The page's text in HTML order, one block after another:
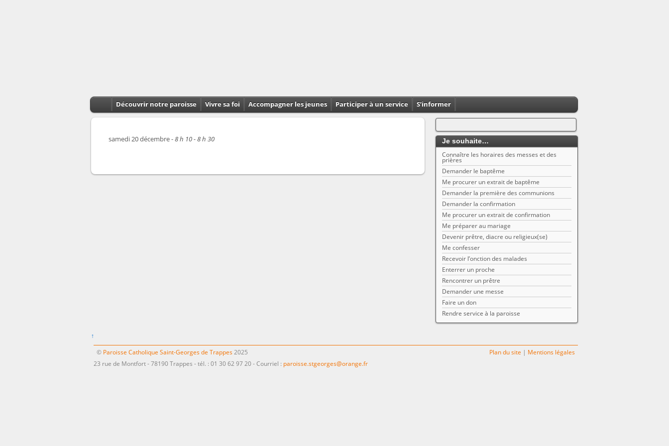
Découvrir notre paroisse Vivre sa foi Accompagner les jeunes Participer à un service S’informer
samedi 20 décembre -8 h 10 - 8 h 30 Je souhaite…
Connaître les horaires des messes et des
prières
Demander le baptême
Me procurer un extrait de baptême
Demander la première des communions
Demander la confirmation
Me procurer un extrait de confirmation
Me préparer au mariage
Devenir prêtre, diacre ou religieux(se)
Me confesser
Recevoir l’onction des malades
Enterrer un proche
Rencontrer un prêtre
Demander une messe
Faire un don
Rendre service à la paroisse
↑
© Paroisse Catholique Saint-Georges de Trappes 2025 Plan du site | Mentions légales
23 rue de Montfort - 78190 Trappes - tél. : 01 30 62 97 20 - Courriel : paroisse.stgeorges@orange.fr